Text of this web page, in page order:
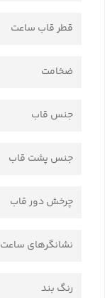
قطر قاب ساعت
ضخامت
جنس قاب
جنس پشت قاب
چرخش دور قاب
نشانگرهای ساعت
رنگ بند